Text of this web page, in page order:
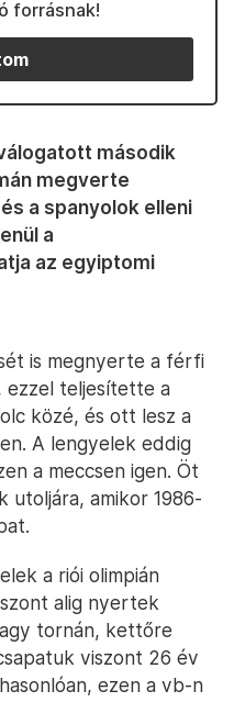
forrásnak!
második
megverte
a spanyolok elleni
a
az egyiptomi
is megnyerte a férfi
ezzel teljesítette a
közé, és ott lesz a
A lengyelek eddig
a meccsen igen. Öt
utoljára, amikor 1986-
a riói olimpián
alig nyertek
tornán, kettőre
viszont 26 év
ezen a vb-n